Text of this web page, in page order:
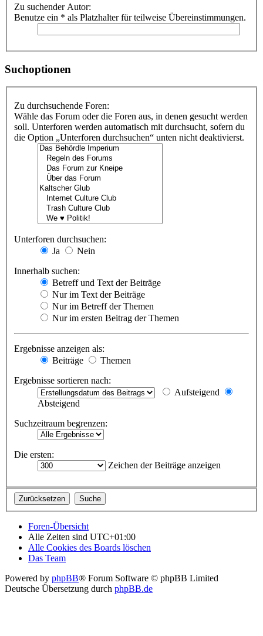
Zu suchender Autor:
Benutze ein * als Platzhalter für teilweise Übereinstimmungen.
Suchoptionen
Zu durchsuchende Foren:
Wähle das Forum oder die Foren aus, in denen gesucht werden
soll. Unterforen werden automatisch mit durchsucht, sofern du
die Option „Unterforen durchsuchen“ unten nicht deaktivierst.
Unterforen durchsuchen:
Ja
Nein
Innerhalb suchen:
Betreff und Text der Beiträge
Nur im Text der Beiträge
Nur im Betreff der Themen
Nur im ersten Beitrag der Themen
Ergebnisse anzeigen als:
Beiträge
Themen
Ergebnisse sortieren nach:
Aufsteigend
Absteigend
Suchzeitraum begrenzen:
Die ersten:
Zeichen der Beiträge anzeigen
Foren-Übersicht
Alle Zeiten sind UTC+01:00
Alle Cookies des Boards löschen
Das Team
Powered by phpBB® Forum Software © phpBB Limited
Deutsche Übersetzung durch phpBB.de